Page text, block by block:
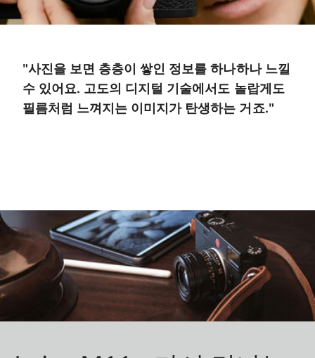
"사진을 보면 층층이 쌓인 정보를 하나하나 느낄
수 있어요. 고도의 디지털 기술에서도 놀랍게도
필름처럼 느껴지는 이미지가 탄생하는 거죠."